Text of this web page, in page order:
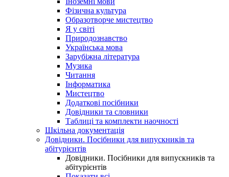
Фізична культура
Образотворче мистецтво
Я у світі
Природознавство
Українська мова
Зарубіжна література
Музика
Читання
Інформатика
Мистецтво
Додаткові посібники
Довідники та словники
Таблиці та комплекти наочності
Шкільна документація
Довідники. Посібники для випускників та
абітурієнтів
Довідники. Посібники для випускників та
абітурієнтів